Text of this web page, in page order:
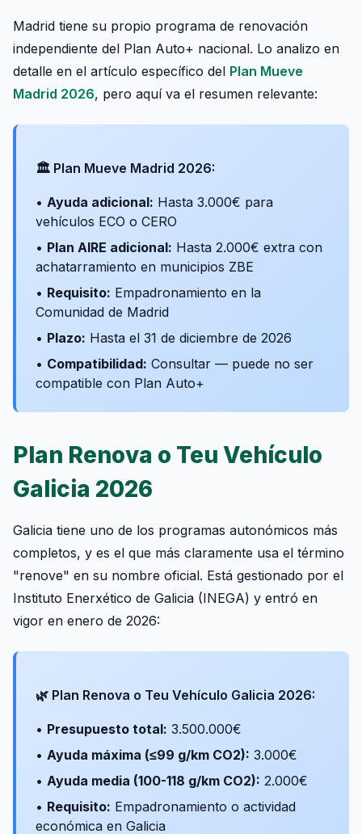
Madrid tiene su propio programa de renovación
independiente del Plan Auto+ nacional. Lo analizo en
detalle en el artículo específico del Plan Mueve
Madrid 2026, pero aquí va el resumen relevante:
🏛️ Plan Mueve Madrid 2026:
• Ayuda adicional: Hasta 3.000€ para
vehículos ECO o CERO
• Plan AIRE adicional: Hasta 2.000€ extra con
achatarramiento en municipios ZBE
• Requisito: Empadronamiento en la
Comunidad de Madrid
• Plazo: Hasta el 31 de diciembre de 2026
• Compatibilidad: Consultar — puede no ser
compatible con Plan Auto+
Plan Renova o Teu Vehículo
Galicia 2026
Galicia tiene uno de los programas autonómicos más
completos, y es el que más claramente usa el término
"renove" en su nombre oficial. Está gestionado por el
Instituto Enerxético de Galicia (INEGA) y entró en
vigor en enero de 2026:
🌿 Plan Renova o Teu Vehículo Galicia 2026:
• Presupuesto total: 3.500.000€
• Ayuda máxima (≤99 g/km CO2): 3.000€
• Ayuda media (100-118 g/km CO2): 2.000€
• Requisito: Empadronamiento o actividad
económica en Galicia